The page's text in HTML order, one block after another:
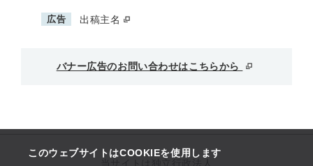
このウェブサイトはCOOKIEを使用します
広告 出稿主名
バナー広告のお問い合わせはこちらから